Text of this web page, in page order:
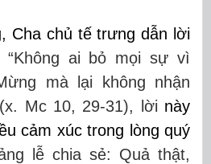
Cha chủ tế trưng dẫn lời
“Không ai bỏ mọi sự vì
mà lại không nhận
Mc 10, 29-31), lời này
cảm xúc trong lòng quý
lễ chia sẻ: Quả thật,